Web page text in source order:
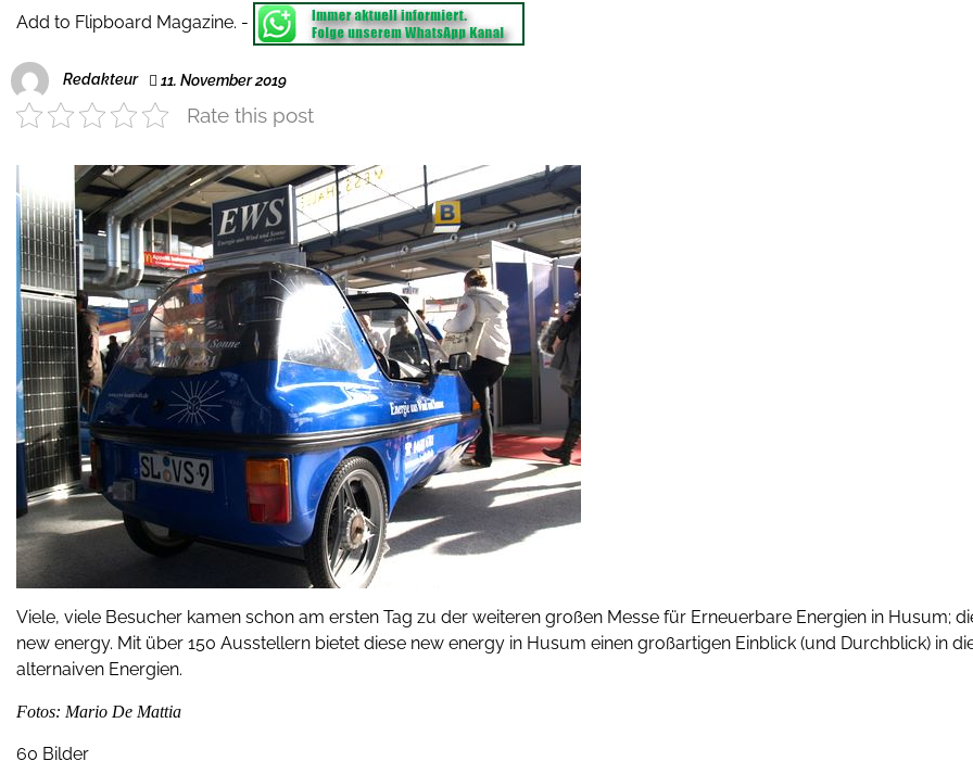
Add to Flipboard Magazine. -
Redakteur 11. November 2019
Rate this post
Viele, viele Besucher kamen schon am ersten Tag zu der weiteren großen Messe für Erneuerbare Energien in Husum;
new energy. Mit über 150 Ausstellern bietet diese new energy in Husum einen großartigen Einblick (und Durchblick) in
alternaiven Energien.
Fotos: Mario De Mattia
60 Bilder